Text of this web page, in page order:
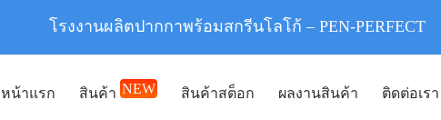
หน้าแรก สินค้า NEW สินค้าสต็อก ผลงานสินค้า ติดต่อเรา
โรงงานผลิตปากกาพร้อมสกรีนโลโก้ – PEN-PERFECT